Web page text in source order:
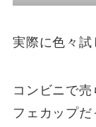
実際に色々試
コンビニで
フェカップ